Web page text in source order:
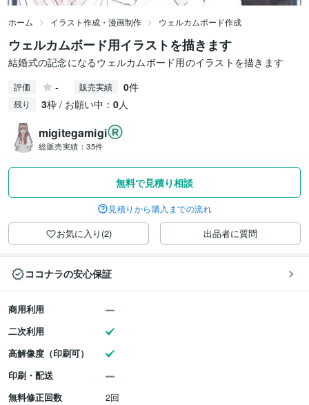
ホーム イラスト作成・漫画制作 ウェルカムボード作成
ウェルカムボード用イラストを描きます
結婚式の記念になるウェルカムボード用のイラストを描きます
評価 - 販売実績 0件
残り 3枠 / お願い中： 0人
migitegamigi
総販売実績： 35件
無料で見積り相談
見積りから購入までの流れ
お気に入り(2) 出品者に質問
ココナラの安心保証
商用利用
二次利用
高解像度（印刷可）
印刷・配送
無料修正回数
2回